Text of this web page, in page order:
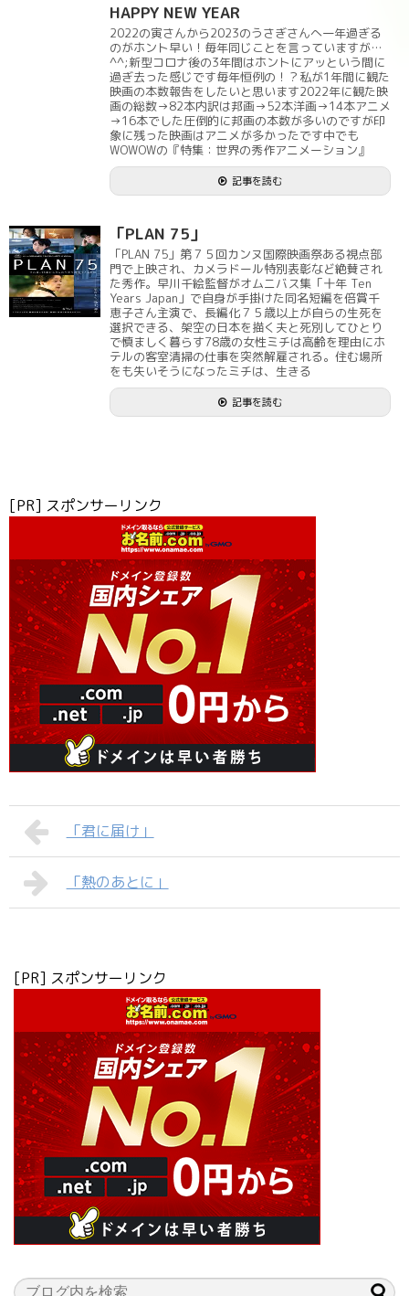
HAPPY NEW YEAR
2022の寅さんから2023のうさぎさんへ一年過ぎる
のがホント早い！毎年同じことを言っていますが…
^^;新型コロナ後の3年間はホントにアッという間に
過ぎ去った感じです毎年恒例の！？私が1年間に観た
映画の本数報告をしたいと思います2022年に観た映
画の総数→82本内訳は邦画→52本洋画→14本アニメ
→16本でした圧倒的に邦画の本数が多いのですが印
象に残った映画はアニメが多かったです中でも
WOWOWの『特集：世界の秀作アニメーション』
記事を読む
「PLAN 75」
「PLAN 75」第７５回カンヌ国際映画祭ある視点部
門で上映され、カメラドール特別表彰など絶賛され
た秀作。早川千絵監督がオムニバス集「十年 Ten
Years Japan」で自身が手掛けた同名短編を倍賞千
恵子さん主演で、長編化７５歳以上が自らの生死を
選択できる、架空の日本を描く夫と死別してひとり
で慎ましく暮らす78歳の女性ミチは高齢を理由にホ
テルの客室清掃の仕事を突然解雇される。住む場所
をも失いそうになったミチは、生きる
記事を読む
[PR] スポンサーリンク
「君に届け」
「熱のあとに」
[PR] スポンサーリンク